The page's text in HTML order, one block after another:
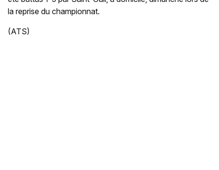
la reprise du championnat.
(ATS)